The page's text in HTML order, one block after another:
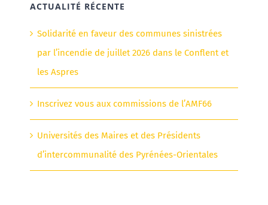
ACTUALITÉ RÉCENTE
Solidarité en faveur des communes sinistrées
par l’incendie de juillet 2026 dans le Conflent et
les Aspres
Inscrivez vous aux commissions de l’AMF66
Universités des Maires et des Présidents
d’intercommunalité des Pyrénées-Orientales